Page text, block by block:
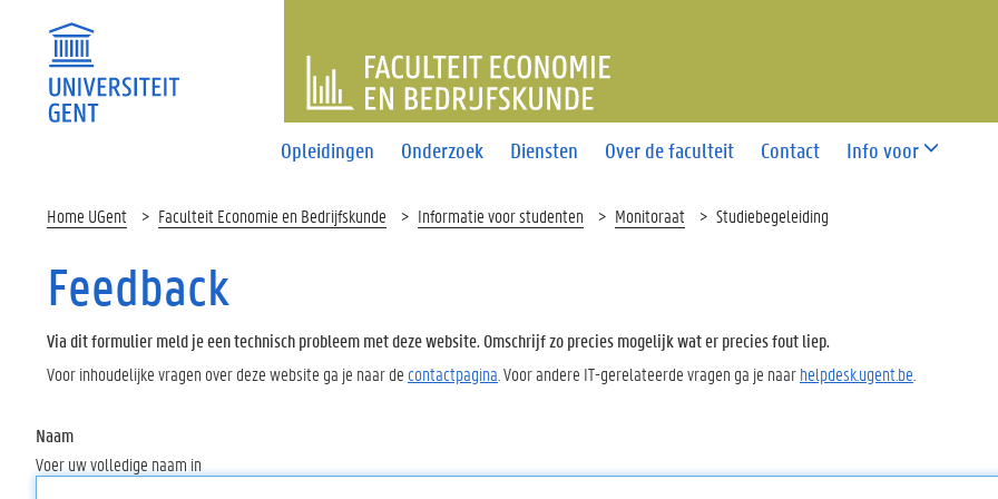
Opleidingen Onderzoek Diensten Over de faculteit Contact Info voor
FACULTEIT ECONOMIE EN
Home UGent Faculteit Economie en Bedrijfskunde Informatie voor studenten Monitoraat Studiebegeleiding
Feedback
Via dit formulier meld je een technisch probleem met deze website. Omschrijf zo precies mogelijk wat er precies fout liep.
Voor inhoudelijke vragen over deze website ga je naar de contactpagina . Voor andere IT-gerelateerde vragen ga je naarhelpdesk.ugent.be
Naam
Voer uw volledige naam in